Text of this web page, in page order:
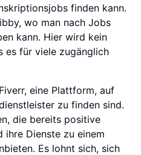
finden kann.
wo man nach Jobs
kann. Hier wird kein
es für viele zugänglich
eine Plattform, auf
zu finden sind.
die bereits positive
ihre Dienste zu einem
Es lohnt sich, sich